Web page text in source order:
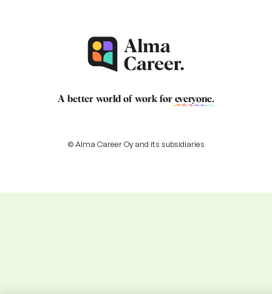
A better world of work for everyone.
© Alma Career Oy and its subsidiaries